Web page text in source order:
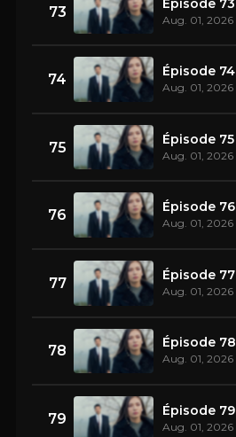
73 Aug. 01, 2026
74 Épisode 74
Aug. 01, 2026
75 Épisode 75
Aug. 01, 2026
76 Épisode 76
Aug. 01, 2026
77 Épisode 77
Aug. 01, 2026
78 Épisode 78
Aug. 01, 2026
79 Épisode 79
Aug. 01, 2026